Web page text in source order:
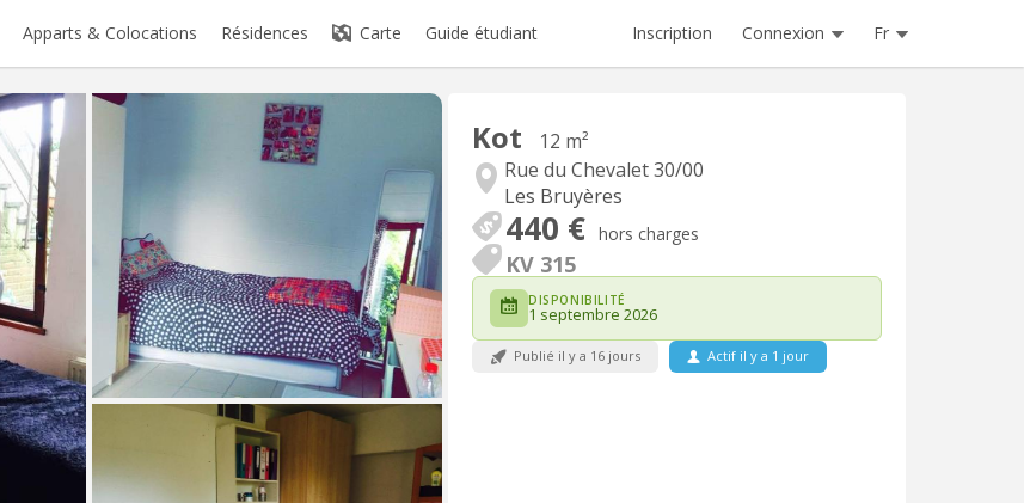
Apparts & Colocations Résidences Carte Guide étudiant Inscription Connexion Fr
Kot
12 m²
Rue du Chevalet 30/00
Les Bruyères
440 € hors charges
KV 315
DISPONIBILITÉ
1 septembre 2026
Publié il y a 16 jours Actif il y a 1 jour